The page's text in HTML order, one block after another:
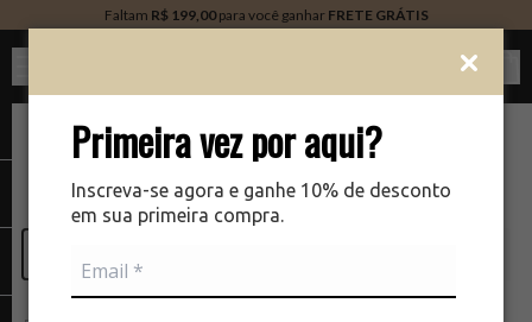
Primeira vez por aqui?
Inscreva-se agora e ganhe 10% de desconto
em sua primeira compra.
Faltam R$ 199,00para você ganhar FRETE GRÁTIS
Maquiagem Face
Corretivo
1 produto